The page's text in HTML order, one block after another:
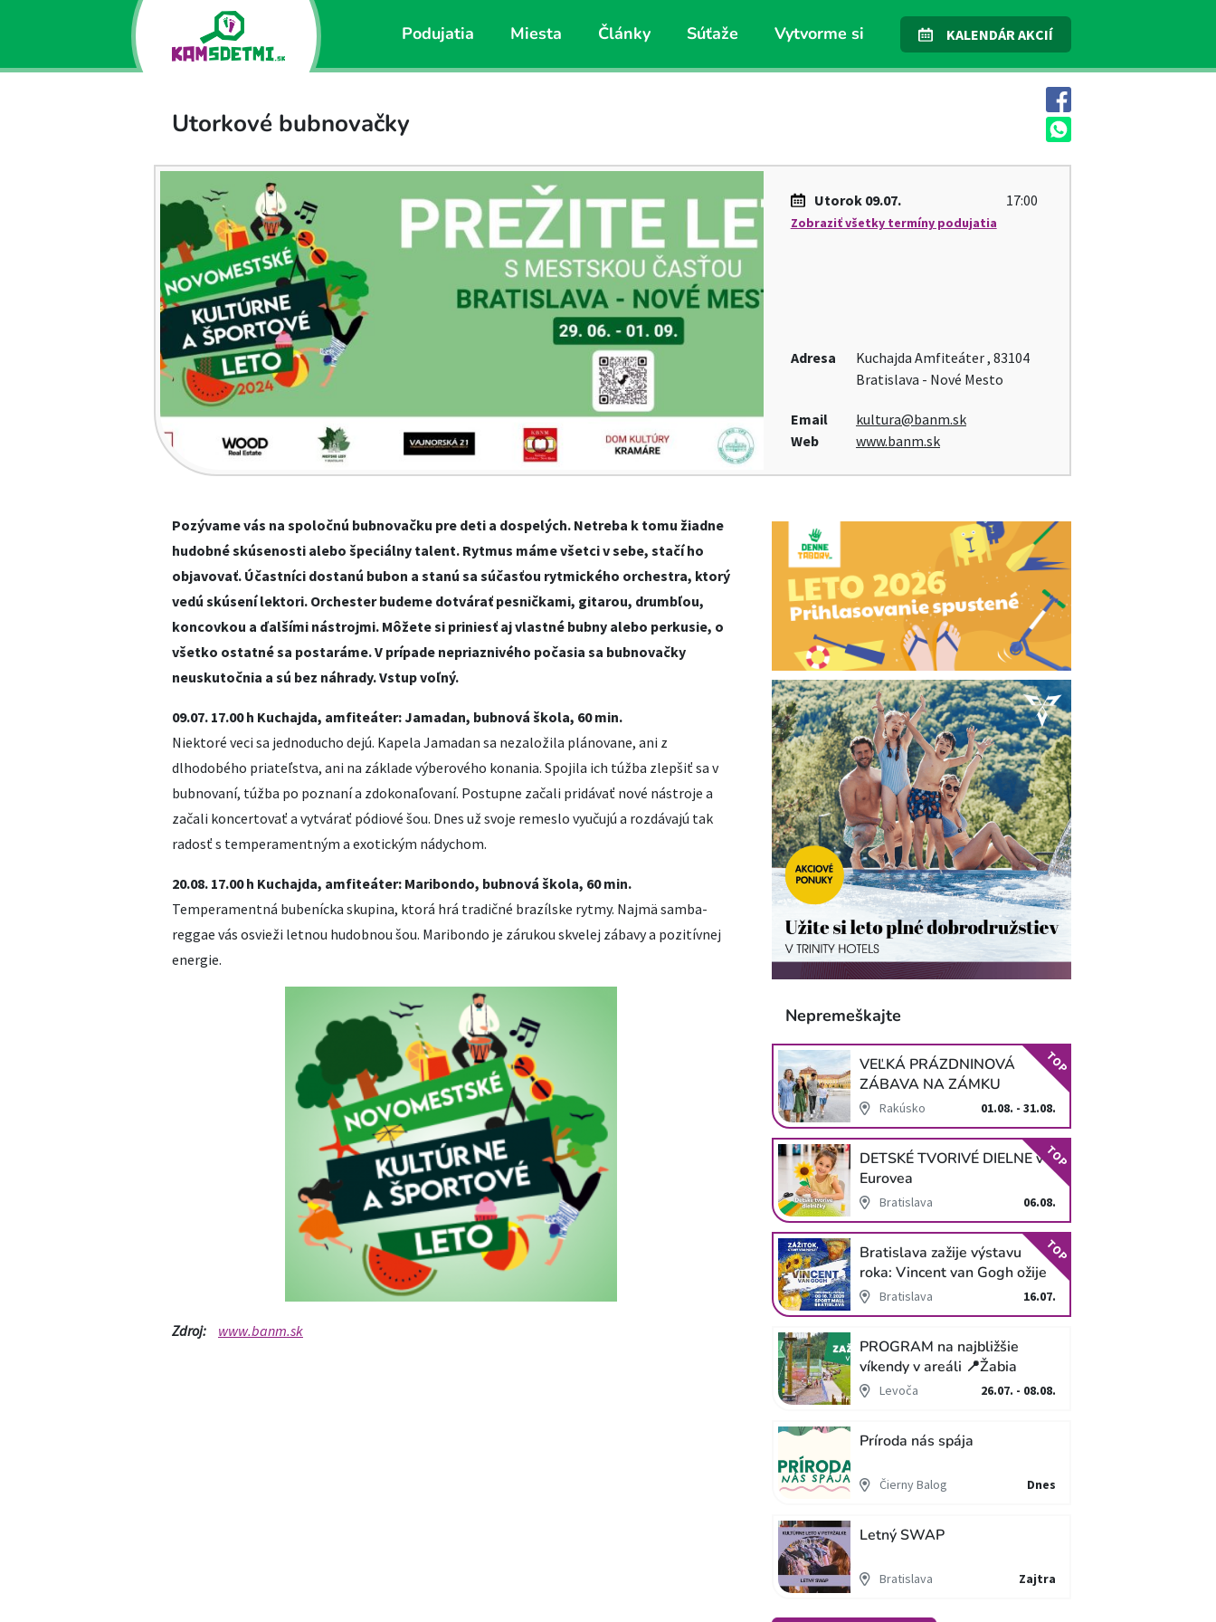
Podujatia Miesta Články Súťaže Vytvorme si KALENDÁR AKCIÍ
Utorkové bubnovačky
Utorok09.07. 17:00
Zobraziť všetky termíny podujatia
Adresa
Kuchajda Amfiteáter , 83104
Bratislava - Nové Mesto
Email
kultura@banm.sk
Web
www.banm.sk
Pozývame vás na spoločnú bubnovačku pre deti a dospelých. Netreba k tomu žiadne
hudobné skúsenosti alebo špeciálny talent. Rytmus máme všetci v sebe, stačí ho
objavovať. Účastníci dostanú bubon a stanú sa súčasťou rytmického orchestra, ktorý
vedú skúsení lektori. Orchester budeme dotvárať pesničkami, gitarou, drumbľou,
koncovkou a ďalšími nástrojmi. Môžete si priniesť aj vlastné bubny alebo perkusie, o
všetko ostatné sa postaráme. V prípade nepriaznivého počasia sa bubnovačky
neuskutočnia a sú bez náhrady. Vstup voľný.
09.07. 17.00 h Kuchajda, amfiteáter: Jamadan, bubnová škola, 60 min.
Niektoré veci sa jednoducho dejú. Kapela Jamadan sa nezaložila plánovane, ani z
dlhodobého priateľstva, ani na základe výberového konania. Spojila ich túžba zlepšiť sa v
bubnovaní, túžba po poznaní a zdokonaľovaní. Postupne začali pridávať nové nástroje a
začali koncertovať a vytvárať pódiové šou. Dnes už svoje remeslo vyučujú a rozdávajú tak
radosť s temperamentným a exotickým nádychom.
20.08. 17.00 h Kuchajda, amfiteáter: Maribondo, bubnová škola, 60 min.
Temperamentná bubenícka skupina, ktorá hrá tradičné brazílske rytmy. Najmä samba-
reggae vás osvieži letnou hudobnou šou. Maribondo je zárukou skvelej zábavy a pozitívnej
energie.
Zdroj: www.banm.sk
Nepremeškajte
VEĽKÁ PRÁZDNINOVÁ
ZÁBAVA NA ZÁMKU
SCHLOSS HOF
Rakúsko 01.08. - 31.08.
TOP
DETSKÉ TVORIVÉ DIELNE v
Eurovea
Bratislava 06.08.
TOP
Bratislava zažije výstavu
roka: Vincent van Gogh ožije
v unikátnej imerzívnej šou!
Bratislava 16.07.
TOP
PROGRAM na najbližšie
víkendy v areáli 📍Žabia
cestaLevoča 26.07. - 08.08.
Príroda nás spája
Čierny Balog Dnes
Letný SWAP
Bratislava Zajtra